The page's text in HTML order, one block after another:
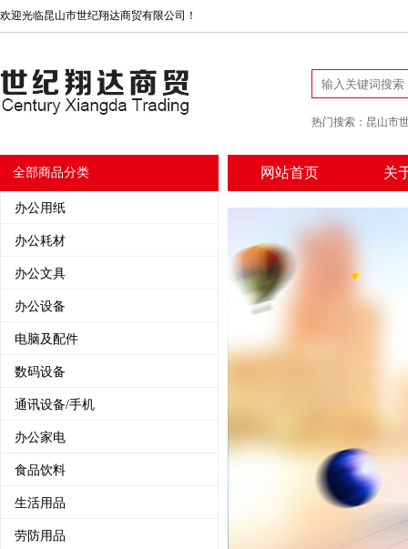
欢迎光临昆山市世纪翔达商贸有限公司！
热门搜索： 昆山市
全部商品分类
办公用纸
办公耗材
办公文具
办公设备
电脑及配件
数码设备
通讯设备/手机
办公家电
食品饮料
生活用品
劳防用品
网站首页 关